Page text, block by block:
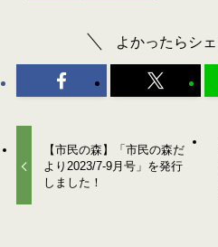
よかったらシ
【市民の森】「市民の森だ
より2023/7-9月号」を発行
しました！